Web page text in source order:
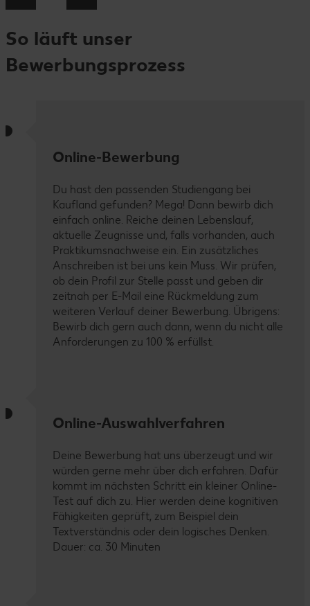
So läuft unser
Bewerbungsprozess
Online-Bewerbung
Du hast den passenden Studiengang bei
Kaufland gefunden? Mega! Dann bewirb dich
einfach online. Reiche deinen Lebenslauf,
aktuelle Zeugnisse und, falls vorhanden, auch
Praktikumsnachweise ein. Ein zusätzliches
Anschreiben ist bei uns kein Muss. Wir prüfen,
ob dein Profil zur Stelle passt und geben dir
zeitnah per E-Mail eine Rückmeldung zum
weiteren Verlauf deiner Bewerbung. Übrigens:
Bewirb dich gern auch dann, wenn du nicht alle
Anforderungen zu 100 % erfüllst.
Online-Auswahlverfahren
Deine Bewerbung hat uns überzeugt und wir
würden gerne mehr über dich erfahren. Dafür
kommt im nächsten Schritt ein kleiner Online-
Test auf dich zu. Hier werden deine kognitiven
Fähigkeiten geprüft, zum Beispiel dein
Textverständnis oder dein logisches Denken.
Dauer: ca. 30 Minuten